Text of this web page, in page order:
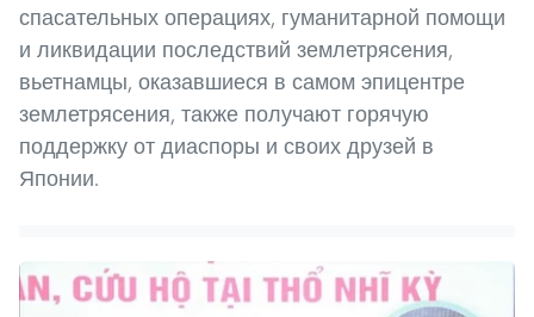
спасательных операциях, гуманитарной помощи
и ликвидации последствий землетрясения,
вьетнамцы, оказавшиеся в самом эпицентре
землетрясения, также получают горячую
поддержку от диаспоры и своих друзей в
Японии.